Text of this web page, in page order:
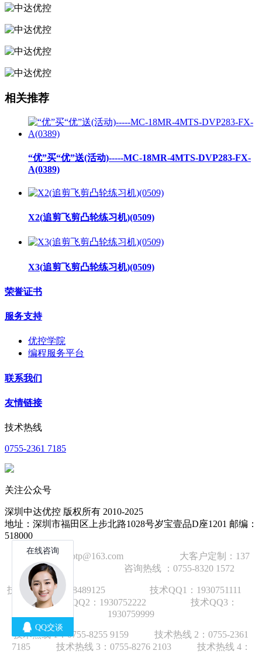
相关推荐
“优”买“优”送(活动)-----MC-18MR-4MTS-DVP283-FX-
A(0389)
X2(追剪飞剪凸轮练习机)(0509)
X3(追剪飞剪凸轮练习机)(0509)
荣誉证书
服务支持
优控学院
编程服务平台
联系我们
友情链接
技术热线
0755-2361 7185
关注公众号
深圳中达优控 版权所有 2010-2025
地址：深圳市福田区上步北路1028号岁宝壹品D座1201 邮编：
518000
技术邮箱：wzbtp@163.com 大客户定制：137
1392 2586 咨询热线 ：0755-8320 1572
技术手机：18928489125
技术QQ1：1930751111
技术QQ2：1930752222 技术QQ3：
1930759999
技术热线 1：0755-8255 9159 技术热线 2： 0755-2361
7185技术热线 3： 0755-8276 2103技术热线 4：